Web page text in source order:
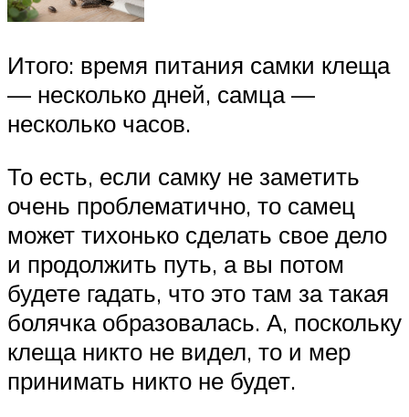
Итого: время питания самки клеща
— несколько дней, самца —
несколько часов.
То есть, если самку не заметить
очень проблематично, то самец
может тихонько сделать свое дело
и продолжить путь, а вы потом
будете гадать, что это там за такая
болячка образовалась. А, поскольку
клеща никто не видел, то и мер
принимать никто не будет.